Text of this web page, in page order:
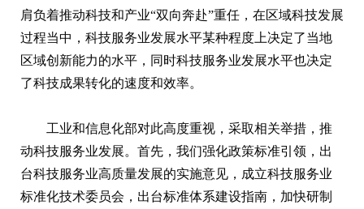
肩负着推动科技和产业“双向奔赴”重任，在区域科技发展
过程当中，科技服务业发展水平某种程度上决定了当地
区域创新能力的水平，同时科技服务业发展水平也决定
了科技成果转化的速度和效率。
工业和信息化部对此高度重视，采取相关举措，推
动科技服务业发展。首先，我们强化政策标准引领，出
台科技服务业高质量发展的实施意见，成立科技服务业
标准化技术委员会，出台标准体系建设指南，加快研制